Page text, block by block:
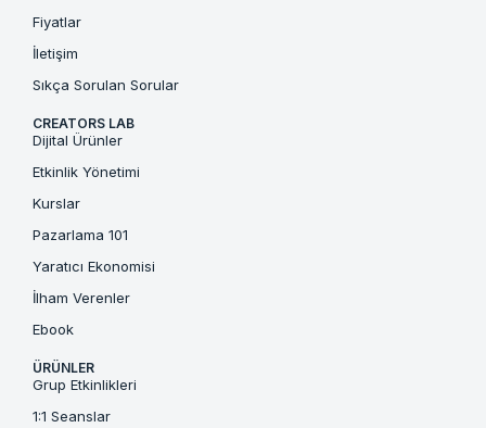
Fiyatlar
İletişim
Sıkça Sorulan Sorular
CREATORS LAB
Dijital Ürünler
Etkinlik Yönetimi
Kurslar
Pazarlama 101
Yaratıcı Ekonomisi
İlham Verenler
Ebook
ÜRÜNLER
Grup Etkinlikleri
1:1 Seanslar